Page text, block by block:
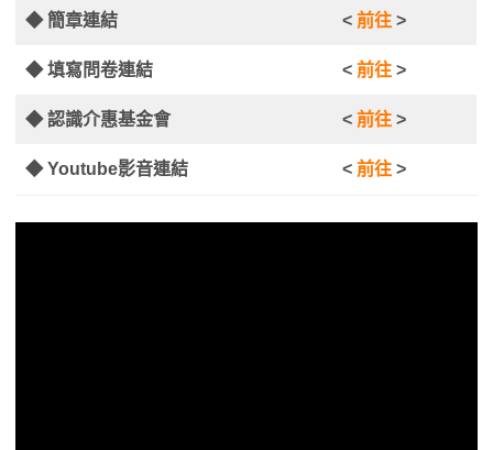
◆ 簡章連結 < 前往 >
◆ 填寫問卷連結 < 前往 >
◆ 認識介惠基金會 < 前往 >
◆ Youtube影音連結 < 前往 >